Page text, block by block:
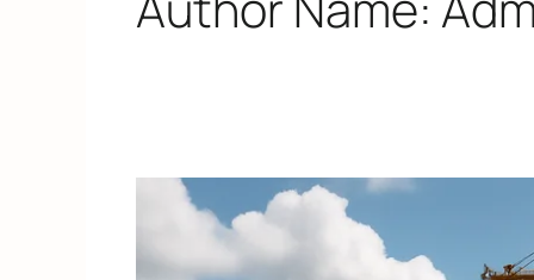
toekomst